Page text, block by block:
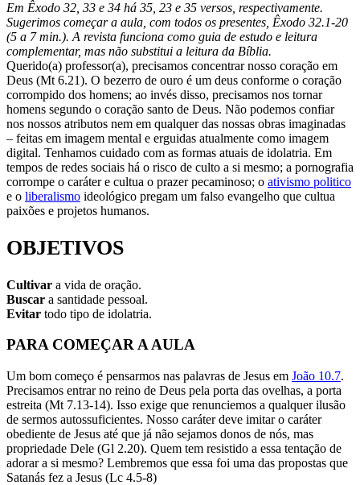
Em Êxodo 32, 33 e 34 há 35, 23 e 35 versos, respectivamente.
Sugerimos começar a aula, com todos os presentes, Êxodo 32.1-20
(5 a 7 min.). A revista funciona como guia de estudo e leitura
complementar, mas não substitui a leitura da Bíblia.
Querido(a) professor(a), precisamos concentrar nosso coração em
Deus (Mt 6.21). O bezerro de ouro é um deus conforme o cora­ção
corrompido dos homens; ao invés disso, precisamos nos tornar
homens segundo o coração santo de Deus. Não podemos confiar
nos nossos atributos nem em qualquer das nossas obras imaginadas
– feitas em imagem mental e erguidas atualmente como imagem
digital. Tenhamos cuidado com as formas atuais de idolatria. Em
tempos de redes sociais há o risco de culto a si mesmo; a pornografia
corrom­pe o caráter e cultua o prazer pe­caminoso; o ativismo politico
e o liberalismo ideológico pregam um falso evangelho que cultua
paixões e projetos humanos.
OBJETIVOS
Cultivar a vida de oração.
Buscar a santidade pessoal.
Evitar todo tipo de idolatria.
PARA COMEÇAR A AULA
Um bom começo é pensarmos nas palavras de Jesus em João 10.7.
Precisamos entrar no reino de Deus pela porta das ovelhas, a porta
estreita (Mt 7.13-14). Isso exige que renunciemos a qualquer ilusão
de sermos autossuficientes. Nosso caráter deve imitar o caráter
obediente de Jesus até que já não sejamos donos de nós, mas
propriedade Dele (Gl 2.20). Quem tem resistido a essa tentação de
adorar a si mesmo? Lembremos que essa foi uma das propostas que
Satanás fez a Jesus (Lc 4.5-8)